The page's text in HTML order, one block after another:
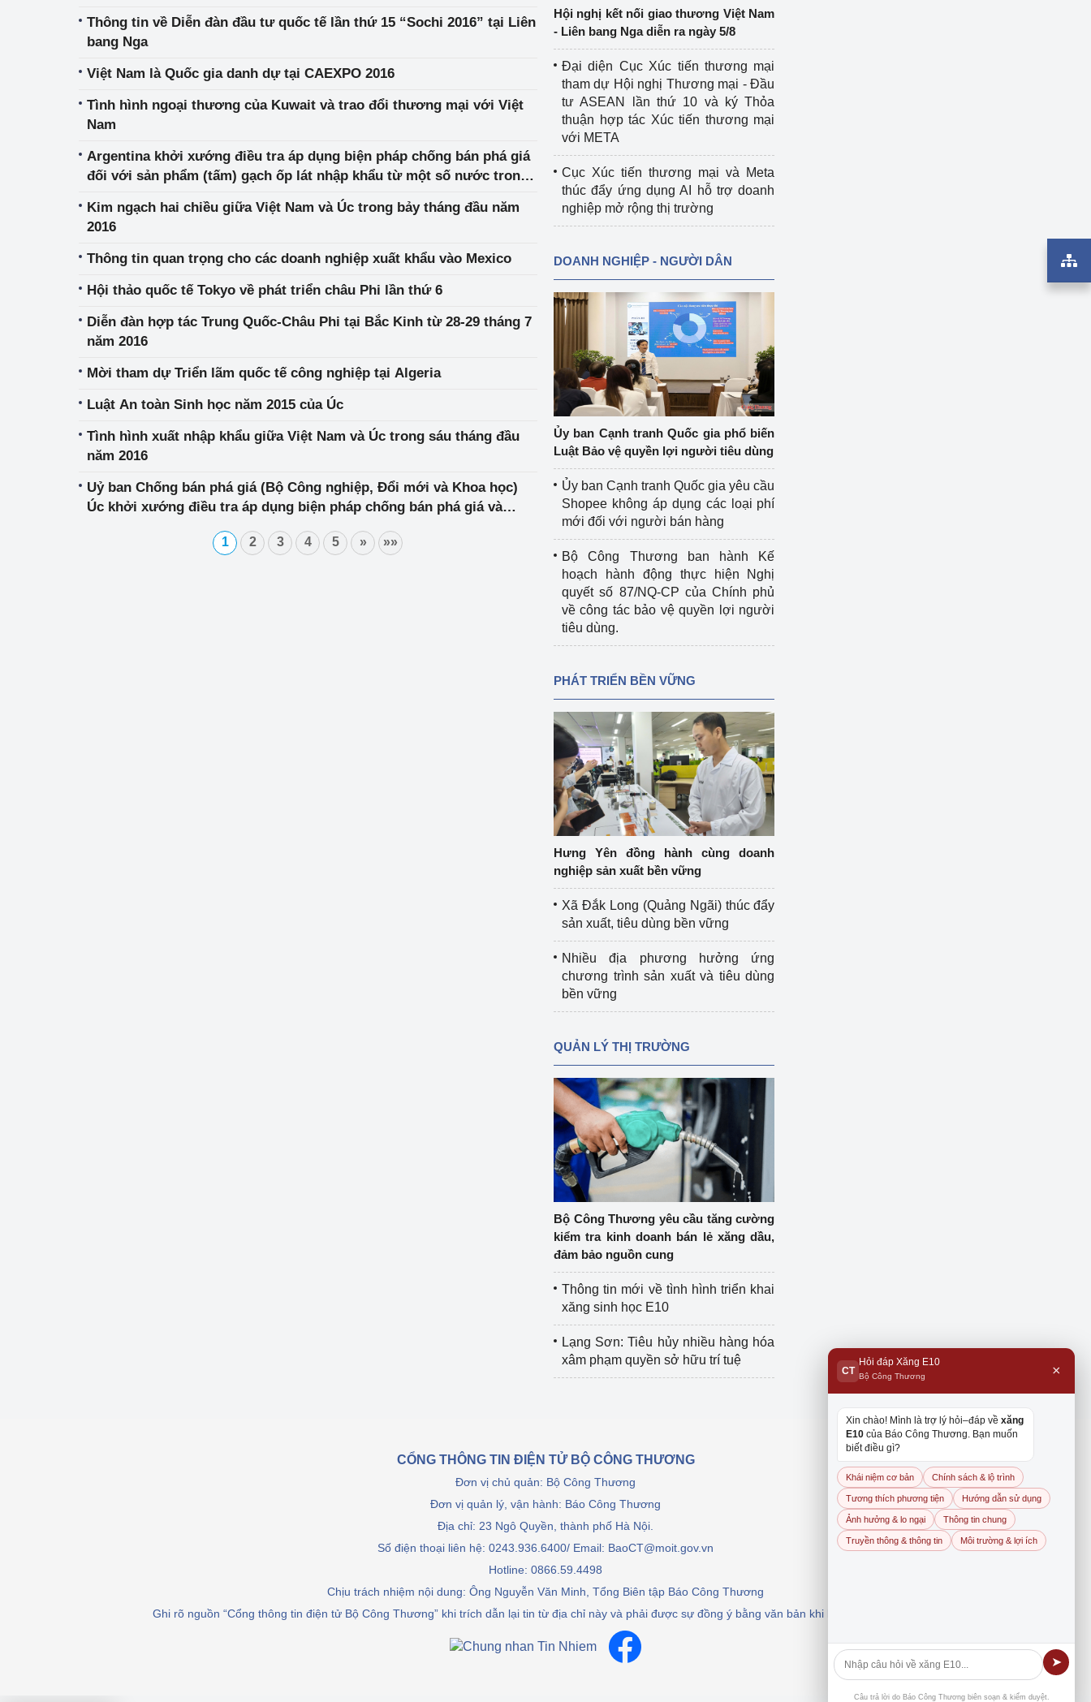
Thông tin về Diễn đàn đầu tư quốc tế lần thứ 15 “Sochi 2016” tại Liên
bang Nga
Việt Nam là Quốc gia danh dự tại CAEXPO 2016
Tình hình ngoại thương của Kuwait và trao đổi thương mại với Việt
Nam
Argentina khởi xướng điều tra áp dụng biện pháp chống bán phá giá
đối với sản phẩm (tấm) gạch ốp lát nhập khẩu từ một số nước trong
Kim ngạch hai chiều giữa Việt Nam và Úc trong bảy tháng đầu năm
2016
Thông tin quan trọng cho các doanh nghiệp xuất khẩu vào Mexico
Hội thảo quốc tế Tokyo về phát triển châu Phi lần thứ 6
Diễn đàn hợp tác Trung Quốc-Châu Phi tại Bắc Kinh từ 28-29 tháng 7
năm 2016
Mời tham dự Triển lãm quốc tế công nghiệp tại Algeria
Luật An toàn Sinh học năm 2015 của Úc
Tình hình xuất nhập khẩu giữa Việt Nam và Úc trong sáu tháng đầu
năm 2016
Uỷ ban Chống bán phá giá (Bộ Công nghiệp, Đổi mới và Khoa học)
Úc khởi xướng điều tra áp dụng biện pháp chống bán phá giá và
nhập khẩu từ Malaysia và Việt Nam
1 2 3 4 5 » »»
Hội nghị kết nối giao thương Việt Nam
- Liên bang Nga diễn ra ngày 5/8
Đại diện Cục Xúc tiến thương mại
tham dự Hội nghị Thương mại - Đầu
tư ASEAN lần thứ 10 và ký Thỏa
thuận hợp tác Xúc tiến thương mại
với META
Cục Xúc tiến thương mại và Meta
thúc đẩy ứng dụng AI hỗ trợ doanh
nghiệp mở rộng thị trường
DOANH NGHIỆP - NGƯỜI DÂN
Ủy ban Cạnh tranh Quốc gia phổ biến
Luật Bảo vệ quyền lợi người tiêu dùng
Ủy ban Cạnh tranh Quốc gia yêu cầu
Shopee không áp dụng các loại phí
mới đối với người bán hàng
Bộ Công Thương ban hành Kế
hoạch hành động thực hiện Nghị
quyết số 87/NQ-CP của Chính phủ
về công tác bảo vệ quyền lợi người
tiêu dùng.
PHÁT TRIỂN BỀN VỮNG
Hưng Yên đồng hành cùng doanh
nghiệp sản xuất bền vững
Xã Đắk Long (Quảng Ngãi) thúc đẩy
sản xuất, tiêu dùng bền vững
Nhiều địa phương hưởng ứng
chương trình sản xuất và tiêu dùng
bền vững
QUẢN LÝ THỊ TRƯỜNG
Bộ Công Thương yêu cầu tăng cường
kiểm tra kinh doanh bán lẻ xăng dầu,
đảm bảo nguồn cung
Thông tin mới về tình hình triển khai
xăng sinh học E10
Lạng Sơn: Tiêu hủy nhiều hàng hóa
xâm phạm quyền sở hữu trí tuệ
CỔNG THÔNG TIN ĐIỆN TỬ BỘ CÔNG THƯƠNG
Đơn vị chủ quản: Bộ Công Thương
Đơn vị quản lý, vận hành: Báo Công Thương
Địa chỉ: 23 Ngô Quyền, thành phố Hà Nội.
Số điện thoại liên hệ: 0243.936.6400/ Email: BaoCT@moit.gov.vn
Hotline: 0866.59.4498
Chịu trách nhiệm nội dung: Ông Nguyễn Văn Minh, Tổng Biên tập Báo Công Thương
Ghi rõ nguồn “Cổng thông tin điện tử Bộ Công Thương” khi trích dẫn lại tin từ địa chỉ này và phải được sự đồng ý bằng văn bản khi khai thác, dẫn nguồn.
CT
Hỏi đáp Xăng E10
Bộ Công Thương ×
Xin chào! Mình là trợ lý hỏi–đáp về xăng
E10 của Báo Công Thương. Bạn muốn
biết điều gì?
Khái niệm cơ bản Chính sách & lộ trình
Tương thích phương tiện Hướng dẫn sử dụng
Ảnh hưởng & lo ngại Thông tin chung
Truyền thông & thông tin Môi trường & lợi ích
➤
Câu trả lời do Báo Công Thương biên soạn & kiểm duyệt.